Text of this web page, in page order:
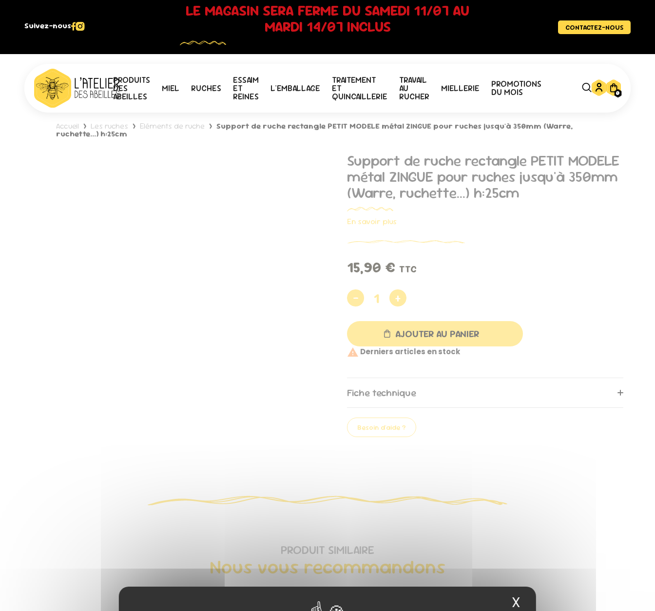
X Masquer le
Suivez-nous
LE MAGASIN SERA FERME DU SAMEDI 11/07 AU
MARDI 14/07 INCLUS
CONTACTEZ-NOUS
PRODUITS
DES
ABEILLES
MIEL RUCHES
ESSAIM
ET
REINES
L'EMBALLAGE
TRAITEMENT
ET
QUINCAILLERIE
TRAVAIL
AU
RUCHER
MIELLERIE PROMOTIONS
DU MOIS 0
Accueil Les ruches Eléments de ruche Support de ruche rectangle PETIT MODELE métal ZINGUE pour ruches jusqu'à 350mm (Warre,
ruchette...) h:25cm
Support de ruche rectangle PETIT MODELE
métal ZINGUE pour ruches jusqu'à 350mm
(Warre, ruchette...) h:25cm
En savoir plus
15,90 € TTC
AJOUTER AU PANIER
 Derniers articles en stock
Fiche technique
Besoin d'aide ?
PRODUIT SIMILAIRE
Nous vousrecommandons